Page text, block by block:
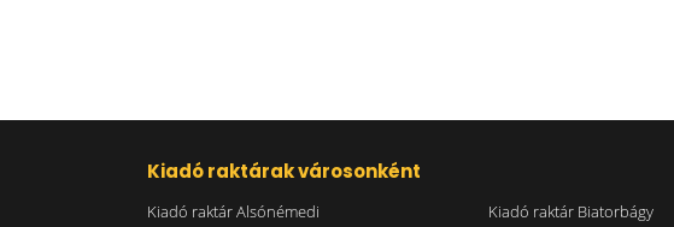
Kiadó raktárak városonként
Kiadó raktár Alsónémedi Kiadó raktár Biatorbágy